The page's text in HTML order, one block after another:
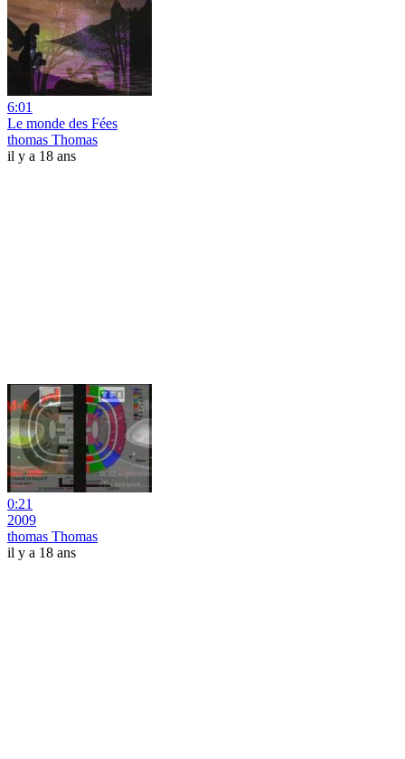
6:01
Le monde des Fées
thomas Thomas
il y a 18 ans
0:21
2009
thomas Thomas
il y a 18 ans